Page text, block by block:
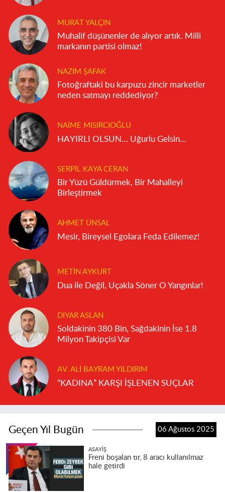
MURAT YALÇIN
Muhalif düşünenler de alıyor artık. Milli
markanın partisi olmaz!
NAZIM ŞAFAK
Fotoğraftaki bu karpuzu zincir marketler
neden satmayı reddediyor?
NAIME MISIRCIOĞLU
HAYIRLI OLSUN… Uğurlu Gelsin…
SERPIL KAYA CERAN
Bir Yüzü Güldürmek, Bir Mahalleyi
Birleştirmek
AHMET ÜNSAL
Mesir, Bireysel Egolara Feda Edilemez!
METIN AYKURT
Dua ile Değil, Uçakla Söner O Yangınlar!
DIYAR ASLAN
Soldakinin 380 Bin, Sağdakinin İse 1.8
Milyon Takipçisi Var
AV. ALI BAYRAM YILDIRIM
“KADINA” KARŞI İŞLENEN SUÇLAR
Geçen Yıl Bugün 06 Ağustos 2025
ASAYIŞ
Freni boşalan tır, 8 aracı kullanılmaz
hale getirdi